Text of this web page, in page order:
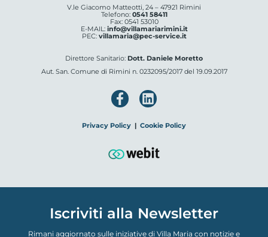
V.le Giacomo Matteotti, 24 – 47921 Rimini
Telefono: 0541 58411
Fax: 0541 53010
E-MAIL: info@villamariarimini.it
PEC: villamaria@pec-service.it
Direttore Sanitario: Dott. Daniele Moretto
Aut. San. Comune di Rimini n. 0232095/2017 del 19.09.2017
Privacy Policy | Cookie Policy
Iscriviti alla Newsletter
Rimani aggiornato sulle iniziative di Villa Maria con notizie e